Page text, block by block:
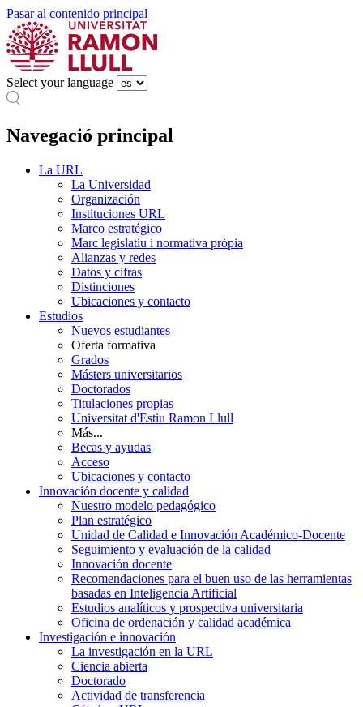
Pasar al contenido principal
Select your language
Navegació principal
La URL
La Universidad
Organización
Instituciones URL
Marco estratégico
Marc legislatiu i normativa pròpia
Alianzas y redes
Datos y cifras
Distinciones
Ubicaciones y contacto
Estudios
Nuevos estudiantes
Oferta formativa
Grados
Másters universitarios
Doctorados
Titulaciones propias
Universitat d'Estiu Ramon Llull
Más...
Becas y ayudas
Acceso
Ubicaciones y contacto
Innovación docente y calidad
Nuestro modelo pedagógico
Plan estratégico
Unidad de Calidad e Innovación Académico-Docente
Seguimiento y evaluación de la calidad
Innovación docente
Recomendaciones para el buen uso de las herramientas
basadas en Inteligencia Artificial
Estudios analíticos y prospectiva universitaria
Oficina de ordenación y calidad académica
Investigación e innovación
La investigación en la URL
Ciencia abierta
Doctorado
Actividad de transferencia